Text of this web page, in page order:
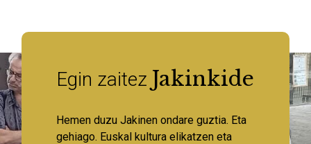
Egin zaitez Jakinkide
Hemen duzu Jakinen ondare guztia. Eta
gehiago. Euskal kultura elikatzen eta